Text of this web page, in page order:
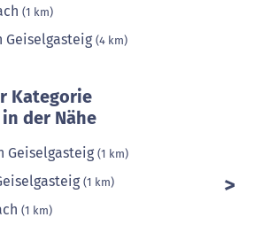
(1 km)
Geiselgasteig (4 km)
Kategorie
der Nähe
Geiselgasteig (1 km)
(1 km)
(1 km)